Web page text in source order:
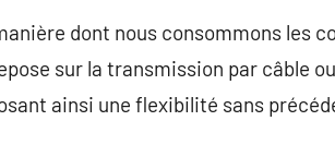
dont nous consommons les
sur la transmission par câble
ainsi une flexibilité sans